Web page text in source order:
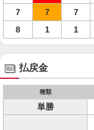
7
7 7
8
1 1
払戻金
種類
単勝